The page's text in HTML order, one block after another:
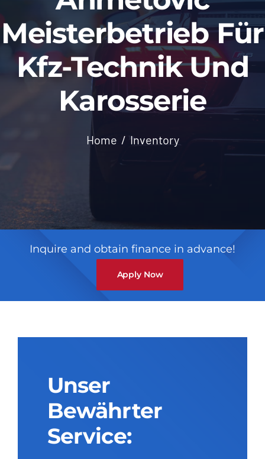
Meisterbetrieb Für
Kfz-Technik Und
Karosserie
Home Inventory
Inquire and obtain finance in advance!
Apply Now
Unser
Bewährter
Service: